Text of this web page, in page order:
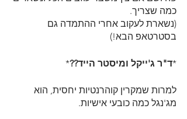
כמה שצריך.
(נשארת לעקוב אחרי ההתמדה גם
בסטרטאפ הבא!)
*ד"ר ג'ייקל ומיסטר הייד??*
למרות שמקרין קוהרנטיות יחסית, הוא
מג'נגל כמה כובעי אישיות.